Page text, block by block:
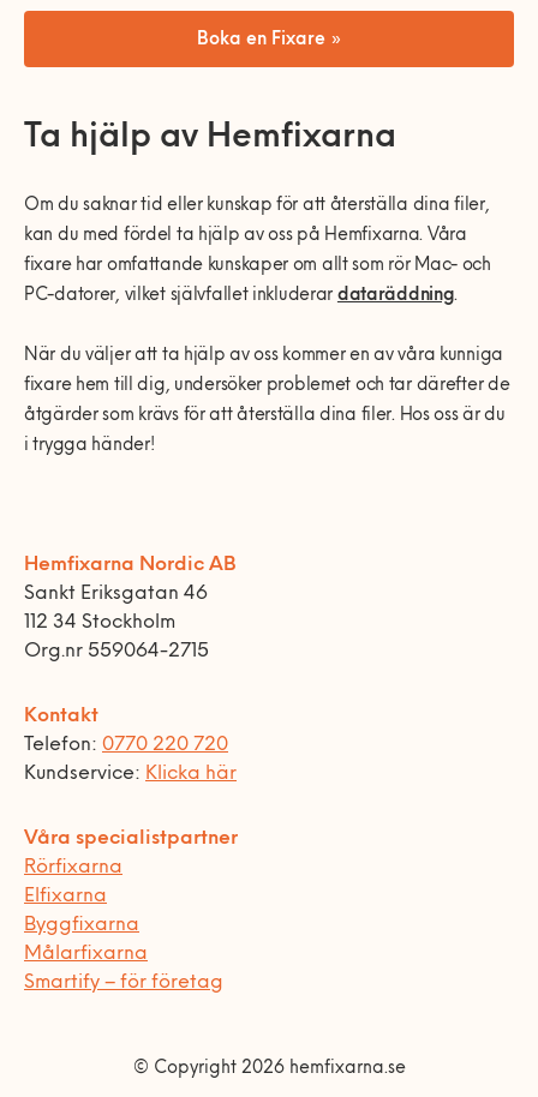
Boka en Fixare »
Ta hjälp av Hemfixarna
Om du saknar tid eller kunskap för att återställa dina filer,
kan du med fördel ta hjälp av oss på Hemfixarna. Våra
fixare har omfattande kunskaper om allt som rör Mac- och
PC-datorer, vilket självfallet inkluderar dataräddning.
När du väljer att ta hjälp av oss kommer en av våra kunniga
fixare hem till dig, undersöker problemet och tar därefter de
åtgärder som krävs för att återställa dina filer. Hos oss är du
i trygga händer!
Hemfixarna Nordic AB
Sankt Eriksgatan 46
112 34 Stockholm
Org.nr 559064-2715
Kontakt
Telefon: 0770 220 720
Kundservice: Klicka här
Våra specialistpartner
Rörfixarna
Elfixarna
Byggfixarna
Målarfixarna
Smartify – för företag
© Copyright 2026 hemfixarna.se